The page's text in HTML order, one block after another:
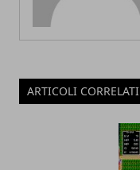
ARTICOLI CORRELATI